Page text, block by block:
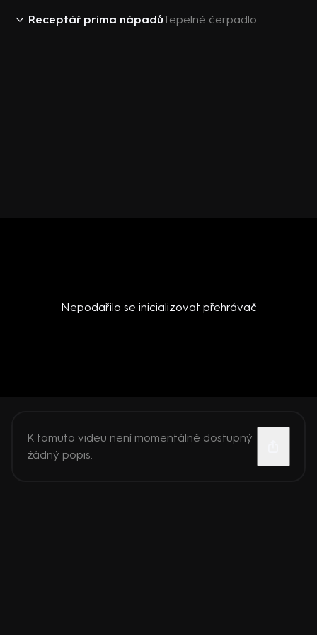
Receptář prima nápadůTepelné čerpadlo
Nepodařilo se inicializovat přehrávač
K tomuto videu není momentálně dostupný
žádný popis.